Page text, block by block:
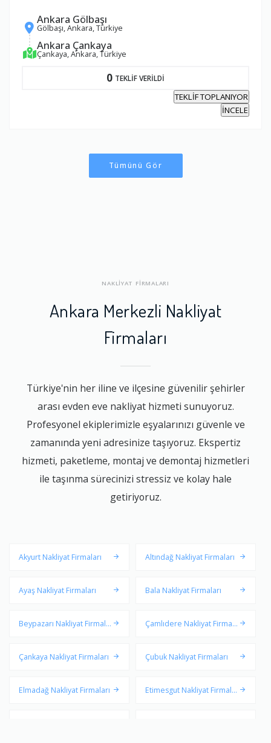
Ankara Gölbaşı
Gölbaşı, Ankara, Türkiye
Ankara Çankaya
Çankaya, Ankara, Türkiye
0 TEKLİF VERİLDİ
TEKLİF TOPLANIYOR
İNCELE
Tümünü Gör
NAKLİYAT FİRMALARI
Ankara Merkezli Nakliyat
Firmaları
Türkiye'nin her iline ve ilçesine güvenilir şehirler
arası evden eve nakliyat hizmeti sunuyoruz.
Profesyonel ekiplerimizle eşyalarınızı güvenle ve
zamanında yeni adresinize taşıyoruz. Ekspertiz
hizmeti, paketleme, montaj ve demontaj hizmetleri
ile taşınma sürecinizi stressiz ve kolay hale
getiriyoruz.
Akyurt Nakliyat Firmaları Altındağ Nakliyat Firmaları
Ayaş Nakliyat Firmaları Bala Nakliyat Firmaları
Beypazarı Nakliyat Firmala
Çamlıdere Nakliyat Firmala
Çankaya Nakliyat Firmaları
Çubuk Nakliyat Firmaları
Elmadağ Nakliyat Firmaları
Etimesgut Nakliyat Firmalar